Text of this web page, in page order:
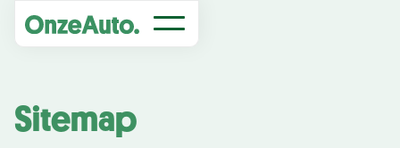
Sitemap